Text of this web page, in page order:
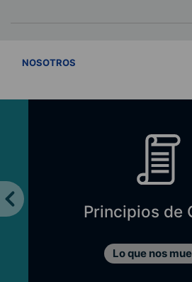
NOSOTROS
Principios de
Lo que nos